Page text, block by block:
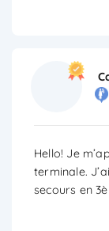
Hello! Je
terminale.
secours en